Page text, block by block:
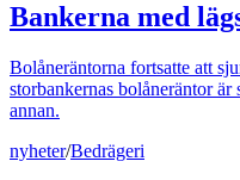
Bankerna med
Bolåneräntorna fortsatte att
storbankernas bolåneräntor
annan.
nyheter/Bedrägeri